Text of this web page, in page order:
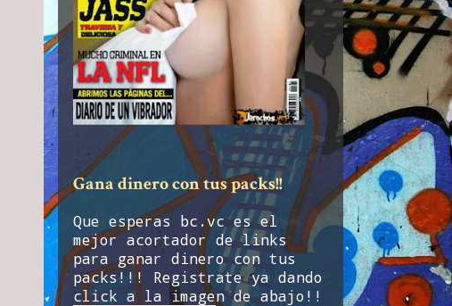
Gana dinero con tus packs!!
Que esperas bc.vc es el
mejor acortador de links
para ganar dinero con tus
packs!!! Registrate ya dando
click a la imagen de abajo!!